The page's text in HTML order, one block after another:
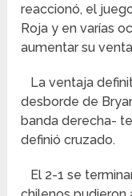
reaccionó, el
Roja y en varías
aumentar su
La ventaja
desborde de
banda derecha-
definió cruzado.
El 2-1 se